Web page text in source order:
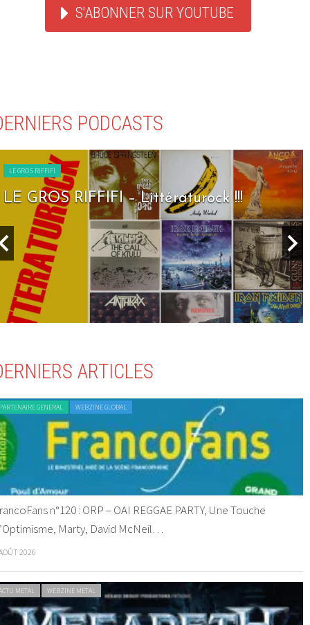
S'ABONNER SUR YOUTUBE
PODCASTS
LE GROS RIFFIFI
LE GROS RIFFIFI – Seven Days To Rock !!!
ARTICLES
GENERAL WEBZINE GLOBAL
n°120 : ORP – OAI REGGAE PARTY, Une Touche
Marty, David McNeil…
2026
METAL WEBZINE METAL